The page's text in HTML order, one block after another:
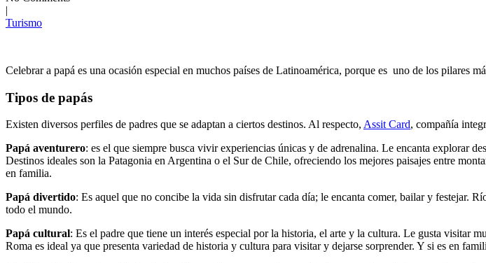
|
Turismo
Celebrar a papá es una ocasión especial en muchos países de Latinoamérica, porque es uno de los pilares
Tipos de papás
Existen diversos perfiles de padres que se adaptan a ciertos destinos. Al respecto, Assit Card, compañía
Papá aventurero: es el que siempre busca vivir experiencias únicas y de adrenalina. Le encanta explorar
Destinos ideales son la Patagonia en Argentina o el Sur de Chile, ofreciendo los mejores paisajes entre
en familia.
Papá divertido: Es aquel que no concibe la vida sin disfrutar cada día; le encanta comer, bailar y festejar.
todo el mundo.
Papá cultural: Es el padre que tiene un interés especial por la historia, el arte y la cultura. Le gusta visitar
Roma es ideal ya que presenta variedad de historia y cultura para visitar y dejarse sorprender. Y si es en